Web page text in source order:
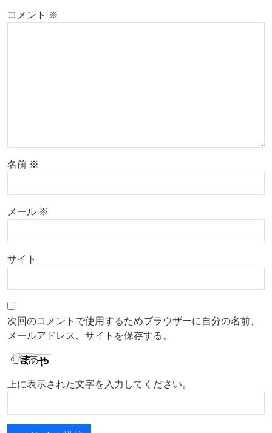
コメント ※
名前 ※
メール ※
サイト
次回のコメントで使用するためブラウザーに自分の名前、
メールアドレス、サイトを保存する。
上に表示された文字を入力してください。